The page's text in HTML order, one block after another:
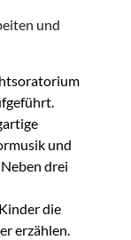
und
und
drei
die
erzählen.